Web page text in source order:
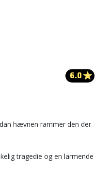
6.0
hævnen rammer den der
tragedie og en larmende